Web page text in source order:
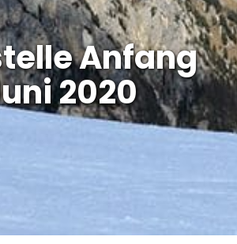
Anfang
2020